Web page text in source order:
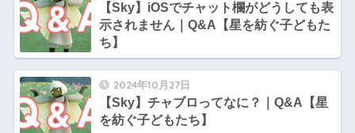
【Sky】iOSでチャット欄がどうしても表
示されません｜Q&A【星を紡ぐ子どもた
ち】
2024年10月27日
【Sky】チャブロってなに？｜Q&A【星
を紡ぐ子どもたち】